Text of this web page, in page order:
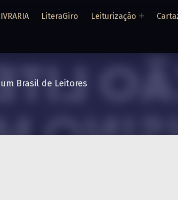
LiteraGiro Leiturização
Brasil de Leitores